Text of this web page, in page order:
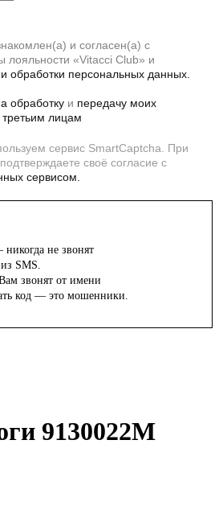
и согласен(а) с
«Vitacci Club» и
обработки персональных данных.
обработку и передачу моих
лицам
сервис SmartCaptcha. При
своё согласие с
сервисом.
не звонят
SMS.
звонят от имени
код — это мошенники.
9130022M